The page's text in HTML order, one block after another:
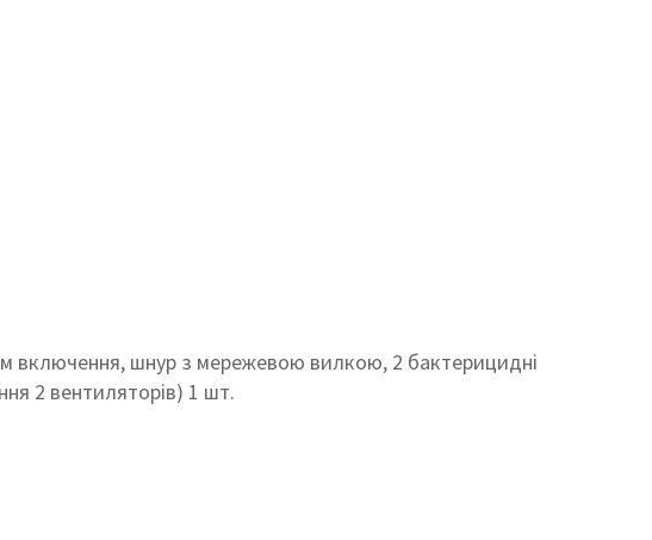
включення, шнур з мережевою вилкою, 2 бактерицидні
2 вентиляторів) 1 шт.